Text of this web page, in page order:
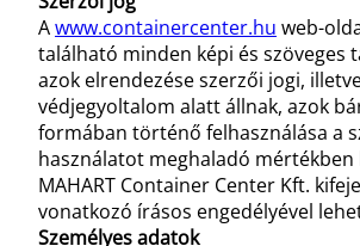
Awww.containercenter.hu web-
található minden képi és szöveges
azok elrendezése szerzői jogi,
védjegyoltalom alatt állnak, azok
formában történő felhasználása a
használatot meghaladó mértékben
MAHART Container Center Kft.
vonatkozó írásos engedélyével
Személyes adatok